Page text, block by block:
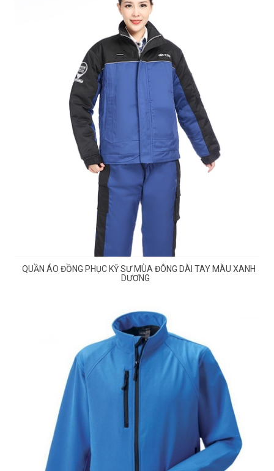
QUẦN ÁO ĐỒNG PHỤC KỸ SƯ MÙA ĐÔNG DÀI TAY MÀU XANH
DƯƠNG